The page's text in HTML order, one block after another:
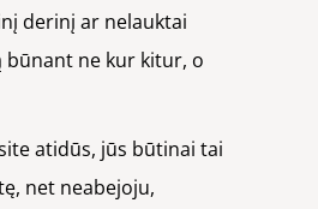
derinį ar nelauktai
būnant ne kur kitur, o
atidūs, jūs būtinai tai
net neabejoju,